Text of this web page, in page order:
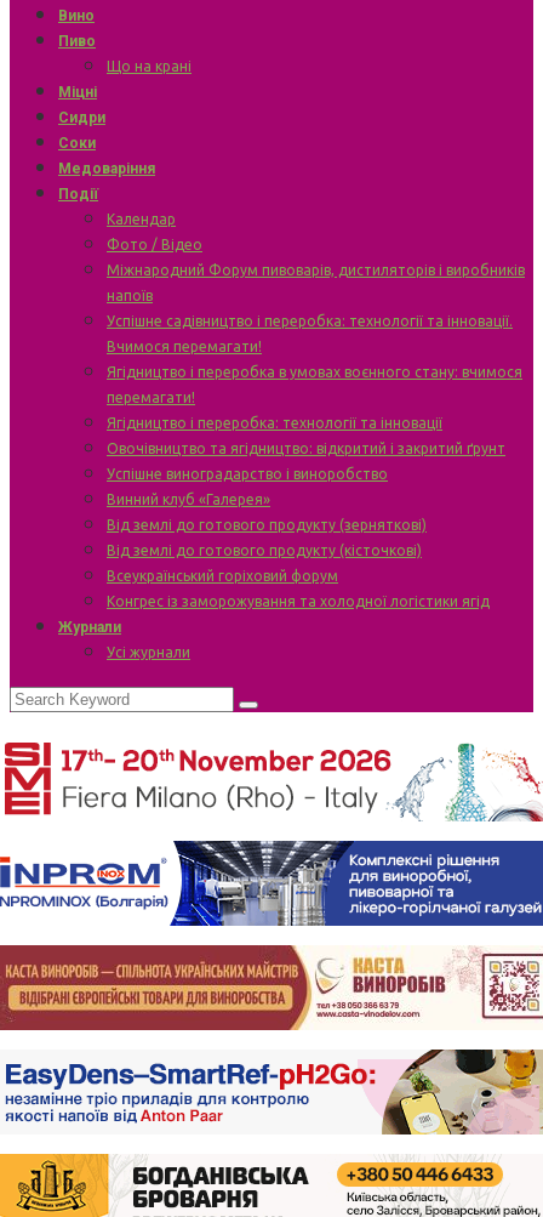
Вино
Пиво
Що на крані
Міцні
Сидри
Соки
Медоваріння
Події
Календар
Фото / Відео
Міжнародний Форум пивоварів, дистиляторів і виробників
напоїв
Успішне садівництво і переробка: технології та інновації.
Вчимося перемагати!
Ягідництво і переробка в умовах воєнного стану: вчимося
перемагати!
Ягідництво і переробка: технології та інновації
Овочівництво та ягідництво: відкритий і закритий ґрунт
Успішне виноградарство і виноробство
Винний клуб «Галерея»
Від землі до готового продукту (зерняткові)
Від землі до готового продукту (кісточкові)
Всеукраїнський горіховий форум
Конгрес із заморожування та холодної логістики ягід
Журнали
Усі журнали